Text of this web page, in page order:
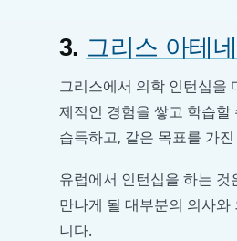
3. 그리스 아테
그리스에서 의학 인턴십을
제적인 경험을 쌓고 학습
습득하고, 같은 목표를 가
유럽에서 인턴십을 하는
만나게 될 대부분의 의사
니다.